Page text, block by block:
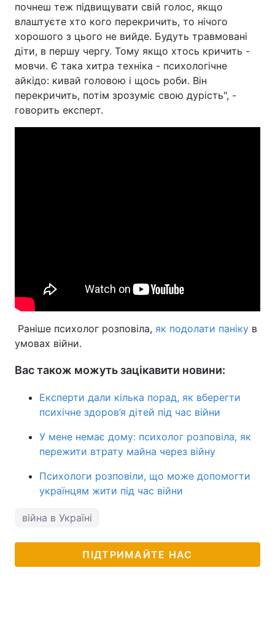
почнеш теж підвищувати свій голос, якщо
влаштуєте хто кого перекричить, то нічого
хорошого з цього не вийде. Будуть травмовані
діти, в першу чергу. Тому якщо хтось кричить -
мовчи. Є така хитра техніка - психологічне
айкідо: кивай головою і щось роби. Він
перекричить, потім зрозуміє свою дурість", -
говорить експерт.
Раніше психолог розповіла, як подолати паніку в
умовах війни.
Вас також можуть зацікавити новини:
Експерти дали кілька порад, як вберегти
психічне здоров’я дітей під час війни
У мене немає дому: психолог розповіла, як
пережити втрату майна через війну
Психологи розповіли, що може допомогти
українцям жити під час війни
війна в Україні
ПІДТРИМАЙТЕ НАС